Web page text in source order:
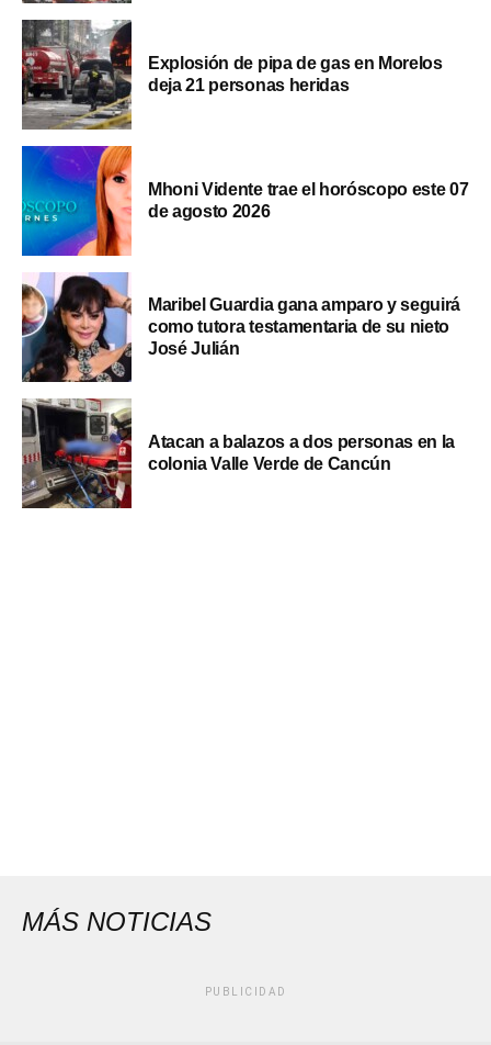
Explosión de pipa de gas en Morelos
deja 21 personas heridas
Mhoni Vidente trae el horóscopo este 07
de agosto 2026
Maribel Guardia gana amparo y seguirá
como tutora testamentaria de su nieto
José Julián
Atacan a balazos a dos personas en la
colonia Valle Verde de Cancún
MÁS NOTICIAS
PUBLICIDAD